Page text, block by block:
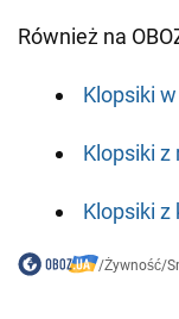
Również na
Klopsiki
Klopsiki
Klopsiki z
/Żywność/